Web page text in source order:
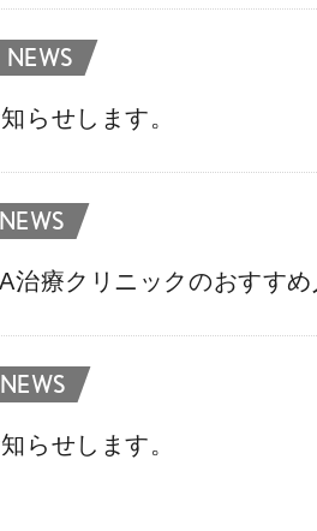
NEWS
らせします。
NEWS
治療クリニックのおすす
NEWS
らせします。